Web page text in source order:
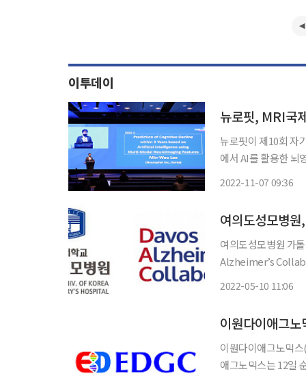
이투데이
뉴로핏, MRI국
뉴로핏이 제10회
에서 AI를 활용한 뇌
2022-11-07 09:36
여의도성모병
여의도성모병원 가
Alzheimer’s
2022-05-10 11:06
이원다이애그
이원다이애그노믹스
애그노믹스는 12일